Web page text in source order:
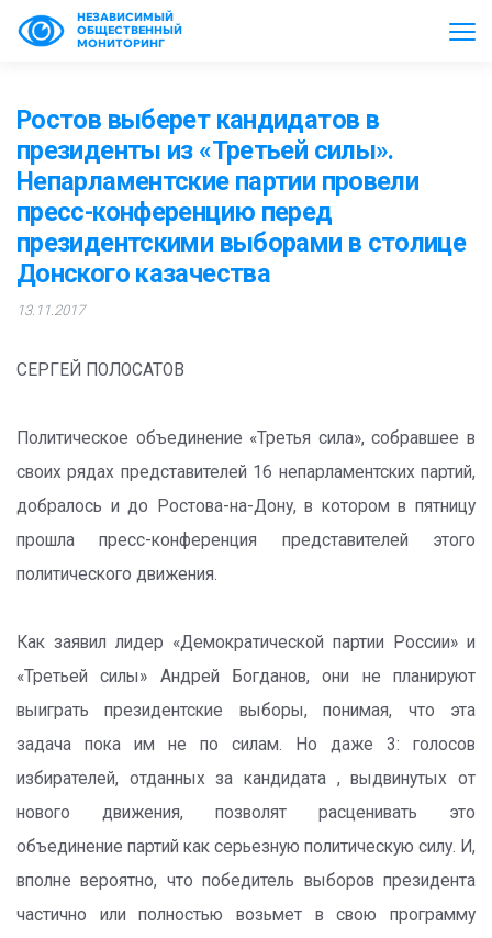
НЕЗАВИСИМЫЙ
ОБЩЕСТВЕННЫЙ
МОНИТОРИНГ
Ростов выберет кандидатов в
президенты из «Третьей силы».
Непарламентские партии провели
пресс-конференцию перед
президентскими выборами в столице
Донского казачества
13.11.2017
СЕРГЕЙ ПОЛОСАТОВ
Политическое объединение «Третья сила», собравшее в
своих рядах представителей 16 непарламентских партий,
добралось и до Ростова-на-Дону, в котором в пятницу
прошла пресс-конференция представителей этого
политического движения.
Как заявил лидер «Демократической партии России» и
«Третьей силы» Андрей Богданов, они не планируют
выиграть президентские выборы, понимая, что эта
задача пока им не по силам. Но даже 3: голосов
избирателей, отданных за кандидата , выдвинутых от
нового движения, позволят расценивать это
объединение партий как серьезную политическую силу. И,
вполне вероятно, что победитель выборов президента
частично или полностью возьмет в свою программу